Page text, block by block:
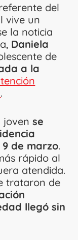
del
vive un
la noticia
Daniela
de
a la
.
jovense
de marzo.
rápido al
atendida.
trataron de
llegó sin